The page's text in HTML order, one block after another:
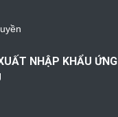
NHẬP KHẨU